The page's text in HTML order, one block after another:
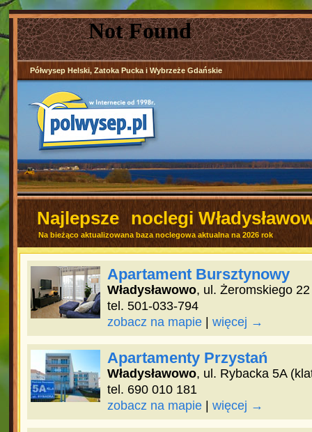
Półwysep Helski, Zatoka Pucka i Wybrzeże Gdańskie
Najlepsze noclegi
Na bieżąco aktualizowana baza noclegowa aktualna na 2026 rok
Apartament Bursztynowy
Władysławowo, ul. Żeromskiego 22
tel. 501-033-794
zobacz na mapie| więcej →
Apartamenty Przystań
Władysławowo, ul. Rybacka 5A
tel. 690 010 181
zobacz na mapie| więcej →